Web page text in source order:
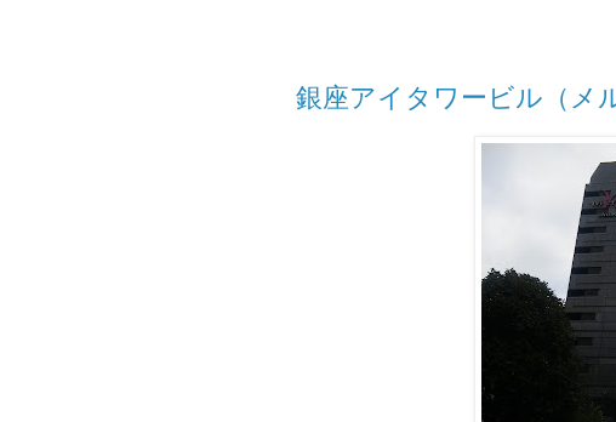
銀座アイタワービル（メ